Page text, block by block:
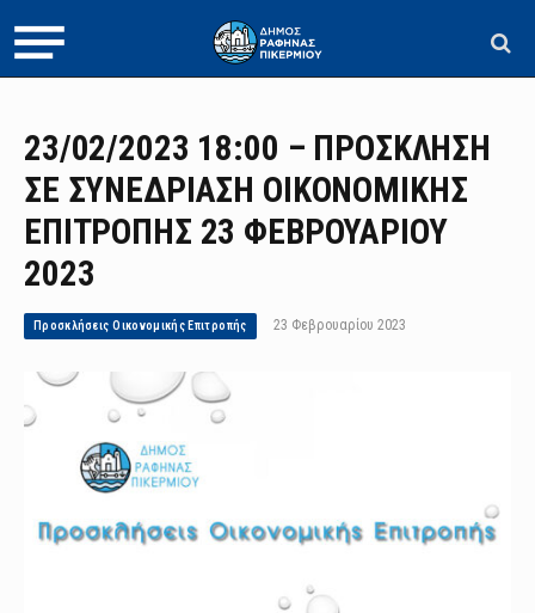
23/02/2023 18:00 – ΠΡΟΣΚΛΗΣΗ
ΣΕ ΣΥΝΕΔΡΙΑΣΗ ΟΙΚΟΝΟΜΙΚΗΣ
ΕΠΙΤΡΟΠΗΣ 23 ΦΕΒΡΟΥΑΡΙΟΥ
2023
Προσκλήσεις Οικονομικής Επιτροπής 23 Φεβρουαρίου 2023